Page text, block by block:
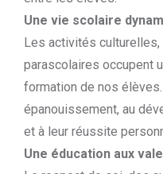
Une vie scolaire
Les activités
parascolaires occupent
formation de nos
épanouissement, au
et à leur réussite
Une éducation aux